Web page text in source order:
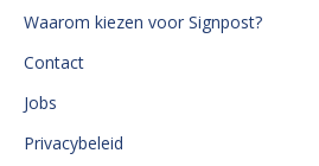
Waarom kiezen voor Signpost?
Contact
Jobs
Privacybeleid